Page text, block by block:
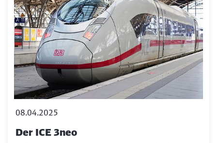
08.04.2025
Der ICE 3neo